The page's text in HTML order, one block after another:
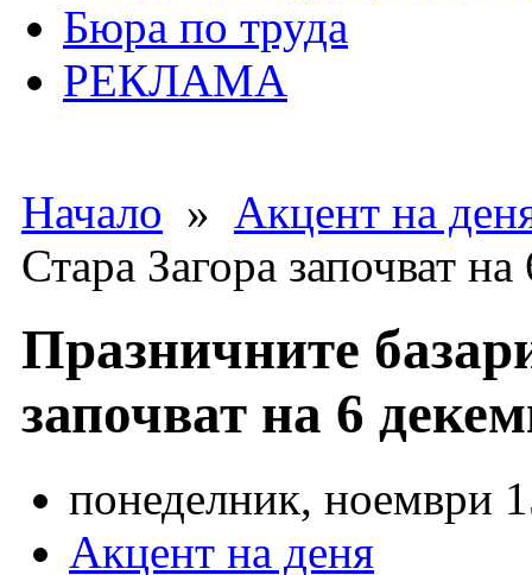
Бюра по труда
РЕКЛАМА
Начало » Акцент на
Стара Загора започват
Празничните
започват на 6
понеделник, ноември
Акцент на деня